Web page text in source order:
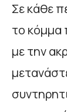
Σε κάθε
το κόμμα
με την